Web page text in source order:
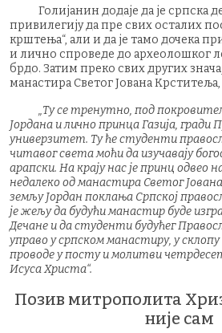
Голијанин додаје да је српска
привилегију да пре свих осталих
крштења“, али и да је тамо дочека
и лично спроведе до археолошког
брдо. Затим преко свих других
манастира Светог Јована Крститеља,
„Ту се тренутно, под
Јордана и лично принца Газија, гради
универзитет. Ту ће студенти
читавог света моћи да изучавају
арапски. На крају нас је принц одвео
недалеко од манастира Светог
земљу Јордан поклања Српској
је жељу да будући манастир буде
Дечане и да студенти будућег
управо у српском манастиру, у склопу
проводе у посту и молитви
Исуса Христа“.
Позив митрополита
није сам